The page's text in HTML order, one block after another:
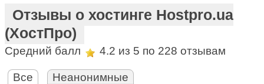
Отзывы о хостинге Hostpro.ua
(ХостПро)
Средний балл 4.2 из 5 по 228 отзывам
Все
Неанонимные